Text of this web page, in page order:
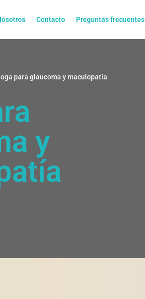
Contacto Preguntas frecuentes
para glaucoma y maculopatía
y